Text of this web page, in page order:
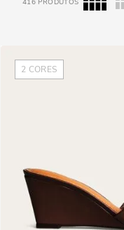
416 PRODUTOS
2 CORES